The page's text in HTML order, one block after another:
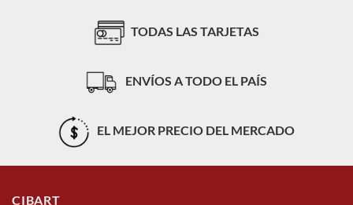
TODAS LAS TARJETAS
ENVÍOS A TODO EL PAÍS
EL MEJOR PRECIO DEL MERCADO
CIBART